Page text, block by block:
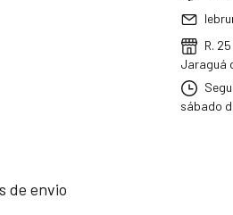
R.
Jaraguá
sábado
de envio